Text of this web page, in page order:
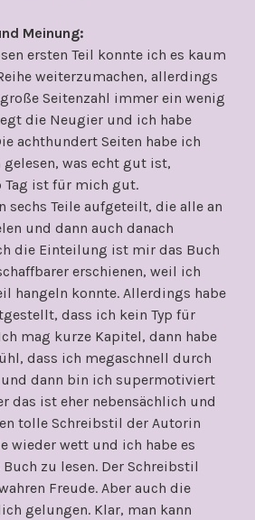
Meinung:
ersten Teil konnte ich es kaum
weiterzumachen, allerdings
Seitenzahl immer ein wenig
die Neugier und ich habe
achthundert Seiten habe ich
gelesen, was echt gut ist,
Tag ist für mich gut.
sechs Teile aufgeteilt, die alle an
und dann auch danach
die Einteilung ist mir das Buch
erschienen, weil ich
hangeln konnte. Allerdings habe
dass ich kein Typ für
mag kurze Kapitel, dann habe
dass ich megaschnell durch
dann bin ich supermotiviert
das ist eher nebensächlich und
tolle Schreibstil der Autorin
wieder wett und ich habe es
zu lesen. Der Schreibstil
Freude. Aber auch die
gelungen. Klar, man kann